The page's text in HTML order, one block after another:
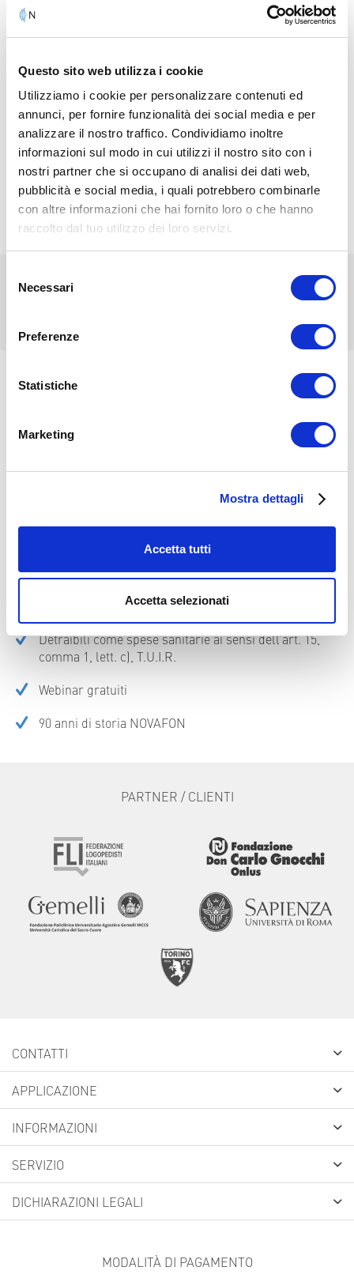
Questo sito web utilizza i cookie
Utilizziamo i cookie per personalizzare contenuti ed
annunci, per fornire funzionalità dei social media e per
analizzare il nostro traffico. Condividiamo inoltre
informazioni sul modo in cui utilizzi il nostro sito con i
nostri partner che si occupano di analisi dei dati web,
pubblicità e social media, i quali potrebbero combinarle
con altre informazioni che hai fornito loro o che hanno
raccolto dal tuo utilizzo dei loro servizi.
delNecessari
Preferenze
Statistiche
Marketing
Mostra dettagli
Accetta tutti
Accetta selezionati
Anche per aree sensibili
RICHIEDI LA PROVA A 1€
20 € di sconto sul dispositivo, iscriviti alla nostra newsletter
14 giorni reso gratuito
Dispositivo medico
Pagamento a rate senza interessi
Made in Germany
Servizio clienti e fatturazione in Italia
Detraibili come spese sanitarie ai sensi dell’art. 15,
comma 1, lett. c), T.U.I.R.
Webinar gratuiti
90 anni di storia NOVAFON
PARTNER / CLIENTI
CONTATTI
APPLICAZIONE
INFORMAZIONI
SERVIZIO
DICHIARAZIONI LEGALI
MODALITÀ DI PAGAMENTO